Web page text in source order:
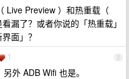
Live Preview ）和热重载（
漏了？或者你说的「热重载」
面」？
2
1
外 ADB Wifi 也是。